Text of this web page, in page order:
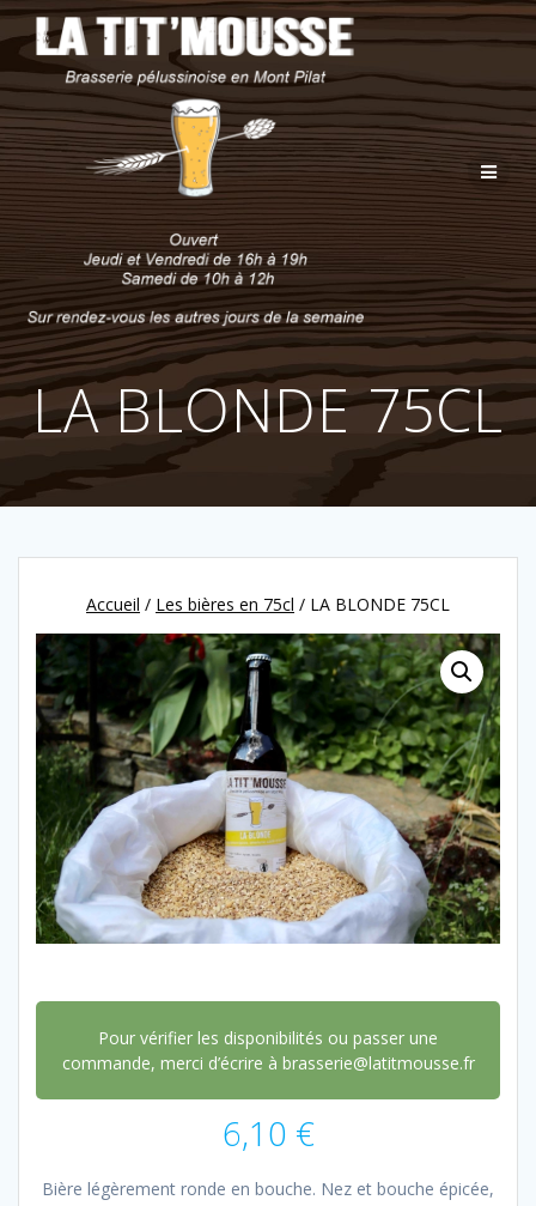
Passer
au
contenu
LA BLONDE 75CL
Accueil / Les bières en 75cl / LA BLONDE 75CL
Pour vérifier les disponibilités ou passer une
commande, merci d’écrire à brasserie@latitmousse.fr
6,10 €
Bière légèrement ronde en bouche. Nez et bouche épicée,